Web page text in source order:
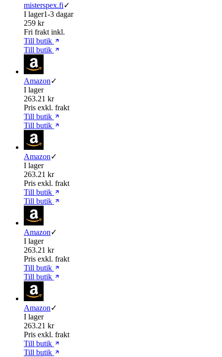
misterspex.fi✓
I lager1-3 dagar
259 kr
Fri frakt inkl.
Till butik
Till butik
Amazon✓
I lager
263.21 kr
Pris exkl. frakt
Till butik
Till butik
Amazon✓
I lager
263.21 kr
Pris exkl. frakt
Till butik
Till butik
Amazon✓
I lager
263.21 kr
Pris exkl. frakt
Till butik
Till butik
Amazon✓
I lager
263.21 kr
Pris exkl. frakt
Till butik
Till butik